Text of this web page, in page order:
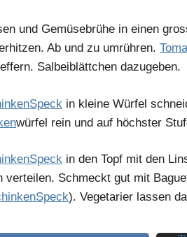
und Gemüsebrühe in einen
Ab und zu umrühren.
Salbeiblättchen dazugeben.
Speck in kleine Würfel
würfel rein und auf höchster
Speck in den Topf mit den
verteilen. Schmeckt gut mit
Speck). Vegetarier lassen